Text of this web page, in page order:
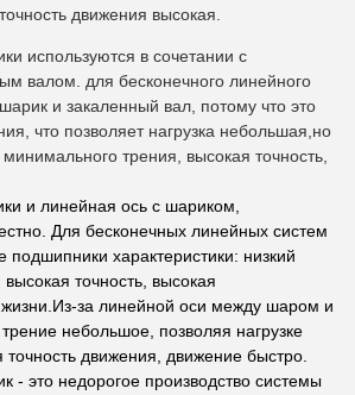
движения высокая.
используются в сочетании с
валом. для бесконечного линейного
и закаленный вал, потому что это
что позволяет нагрузка небольшая,но
трения, высокая точность,
и линейная ось с шариком,
Для бесконечных линейных систем
характеристики: низкий
точность, высокая
жизни.Из-за линейной оси между шаром и
трение небольшое, позволяя нагрузке
движения, движение быстро.
- это недорогое производство системы